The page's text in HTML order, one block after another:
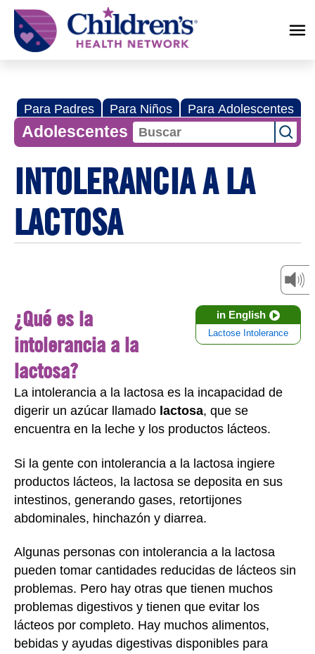
Children's
Health
Network
Para Padres Para Niños Para Adolescentes
Adolescentes
INTOLERANCIA A LA
LACTOSA
in English
Lactose Intolerance
¿Qué es la
intolerancia a la
lactosa?
La intolerancia a la lactosa es la incapacidad de
digerir un azúcar llamado lactosa, que se
encuentra en la leche y los productos lácteos.
Si la gente con intolerancia a la lactosa ingiere
productos lácteos, la lactosa se deposita en sus
intestinos, generando gases, retortijones
abdominales, hinchazón y diarrea.
Algunas personas con intolerancia a la lactosa
pueden tomar cantidades reducidas de lácteos sin
problemas. Pero hay otras que tienen muchos
problemas digestivos y tienen que evitar los
lácteos por completo. Hay muchos alimentos,
bebidas y ayudas digestivas disponibles para